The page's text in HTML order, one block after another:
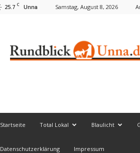
25.7 C Unna Samstag, August 8, 2026
Startseite Total Lokal Blaulicht
Datenschutzerklärung Impressum